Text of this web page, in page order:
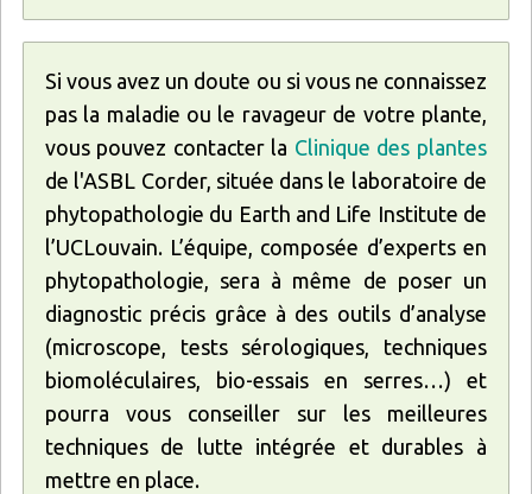
Si vous avez un doute ou si vous ne connaissez
pas la maladie ou le ravageur de votre plante,
vous pouvez contacter la Clinique des plantes
de l'ASBL Corder, située dans le laboratoire de
phytopathologie du Earth and Life Institute de
l’UCLouvain. L’équipe, composée d’experts en
phytopathologie, sera à même de poser un
diagnostic précis grâce à des outils d’analyse
(microscope, tests sérologiques, techniques
biomoléculaires, bio-essais en serres…) et
pourra vous conseiller sur les meilleures
techniques de lutte intégrée et durables à
mettre en place.